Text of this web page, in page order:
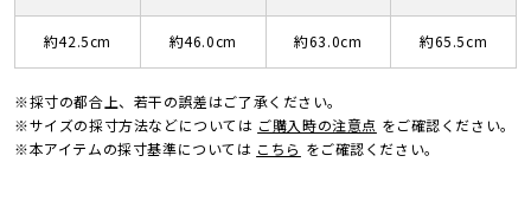
約42.5cm 約46.0cm 約63.0cm 約65.5cm
※採寸の都合上、若干の誤差はご了承ください。
※サイズの採寸方法などについては ご購入時の注意点 をご確認ください。
※本アイテムの採寸基準については こちら をご確認ください。